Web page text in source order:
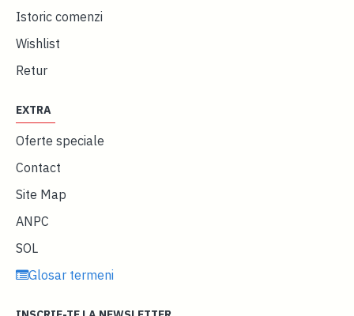
Istoric comenzi
Wishlist
Retur
EXTRA
Oferte speciale
Contact
Site Map
ANPC
SOL
Glosar termeni